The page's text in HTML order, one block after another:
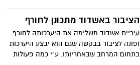
משמעותית ומסייעת להם בהתמודדות עם
המחלה. "
269 טילים על העיר, 153 יירוטים ו-15 נפילות
בעיר. פגיעות ברכוש: 687 מבנים ו-381 רכבים.
ד"ר לסרי: צוק איתן היה אתגר מורכב ויכולנו
לו בזכות כל העושים במלאכה ותושבי אשדוד
שגילו בגרות, אחריות וחוסן מופגן.
הציבור באשדוד מתכונן לחורף
עיריית אשדוד משלימה את היערכותה לחורף
ופונה לציבור בבקשה שגם הוא יבצע היערכות
בתחום המרחב שבאחריותו. ע"י כמה פעולות